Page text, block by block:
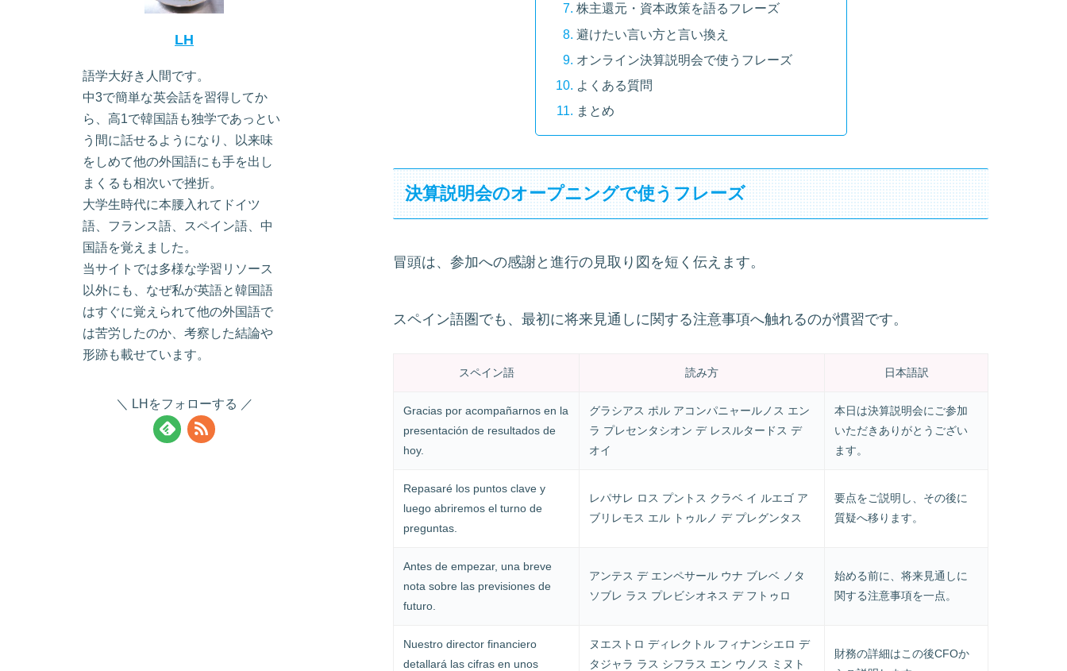
株主還元・資本政策を語るフレーズ
避けたい言い方と言い換え
オンライン決算説明会で使うフレーズ
よくある質問
まとめ
決算説明会のオープニングで使うフレーズ
冒頭は、参加への感謝と進行の見取り図を短く伝えます。
スペイン語圏でも、最初に将来見通しに関する注意事項へ触れるのが慣習です。
スペイン語 読み方 日本語訳
Gracias por acompañarnos en la
presentación de resultados de
hoy.
グラシアス ポル アコンパニャールノス エン
ラ プレセンタシオン デ レスルタードス デ
オイ
本日は決算説明会にご参加
いただきありがとうござい
ます。
Repasaré los puntos clave y
luego abriremos el turno de
preguntas.
レパサレ ロス プントス クラベ イ ルエゴ ア
ブリレモス エル トゥルノ デ プレグンタス
要点をご説明し、その後に
質疑へ移ります。
Antes de empezar, una breve
nota sobre las previsiones de
futuro.
アンテス デ エンペサール ウナ ブレベ ノタ
ソブレ ラス プレビシオネス デ フトゥロ
始める前に、将来見通しに
関する注意事項を一点。
Nuestro director financiero
detallará las cifras en unos
ヌエストロ ディレクトル フィナンシエロ デ
タジャラ ラス シフラス エン ウノス ミヌト
財務の詳細はこの後CFOか
LH
語学大好き人間です。
中3で簡単な英会話を習得してか
ら、高1で韓国語も独学であっとい
う間に話せるようになり、以来味
をしめて他の外国語にも手を出し
まくるも相次いで挫折。
大学生時代に本腰入れてドイツ
語、フランス語、スペイン語、中
国語を覚えました。
当サイトでは多様な学習リソース
以外にも、なぜ私が英語と韓国語
はすぐに覚えられて他の外国語で
は苦労したのか、考察した結論や
形跡も載せています。
LHをフォローする